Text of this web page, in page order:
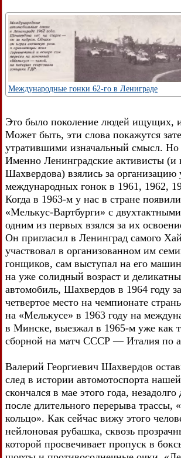
Международные гонки 62-го в Лениграде
Это было поколение людей ищущих,
Может быть, эти слова покажутся
утратившими изначальный смысл. Но
Именно Ленинградские активисты (и
Шахвердова) взялись за организацию
международных гонок в 1961, 1962,
Когда в 1963-м у нас в стране
«Мелькус-Вартбурги» с
одним из первых взялся за их
Он пригласил в Ленинград самого
участвовал в организованном им
гонщиков, сам выступал на его
на уже солидный возраст и
автомобиль, Шахвердов в 1964 году
четвертое место на чемпионате
на «Мелькусе» в 1963 году на
в Минске, выезжал в 1965-м уже как
сборной на матч СССР — Италия по
Валерий Георгиевич Шахвердов
след в истории автомотоспорта
скончался в мае этого года,
после длительного перерыва трассы,
кольцо». Как сейчас вижу этого
нейлоновая рубашка, сквозь
которой просвечивает пропуск в